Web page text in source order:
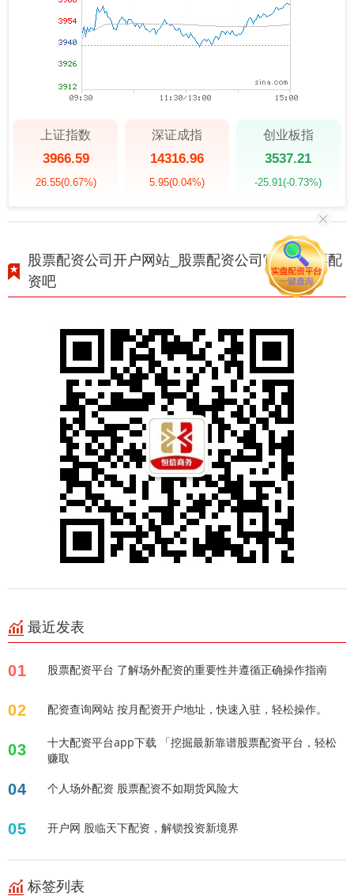
上证指数
3966.59
26.55(0.67%)
深证成指
14316.96
5.95(0.04%)
创业板指
3537.21
-25.91(-0.73%)
股票配资公司开户网站_股票配资公司官方_股票配
资吧
最近发表
01 股票配资平台 了解场外配资的重要性并遵循正确操作指南
02 配资查询网站 按月配资开户地址，快速入驻，轻松操作。
03
十大配资平台app下载 「挖掘最新靠谱股票配资平台，轻松
赚取
04 个人场外配资 股票配资不如期货风险大
05 开户网 股临天下配资，解锁投资新境界
标签列表